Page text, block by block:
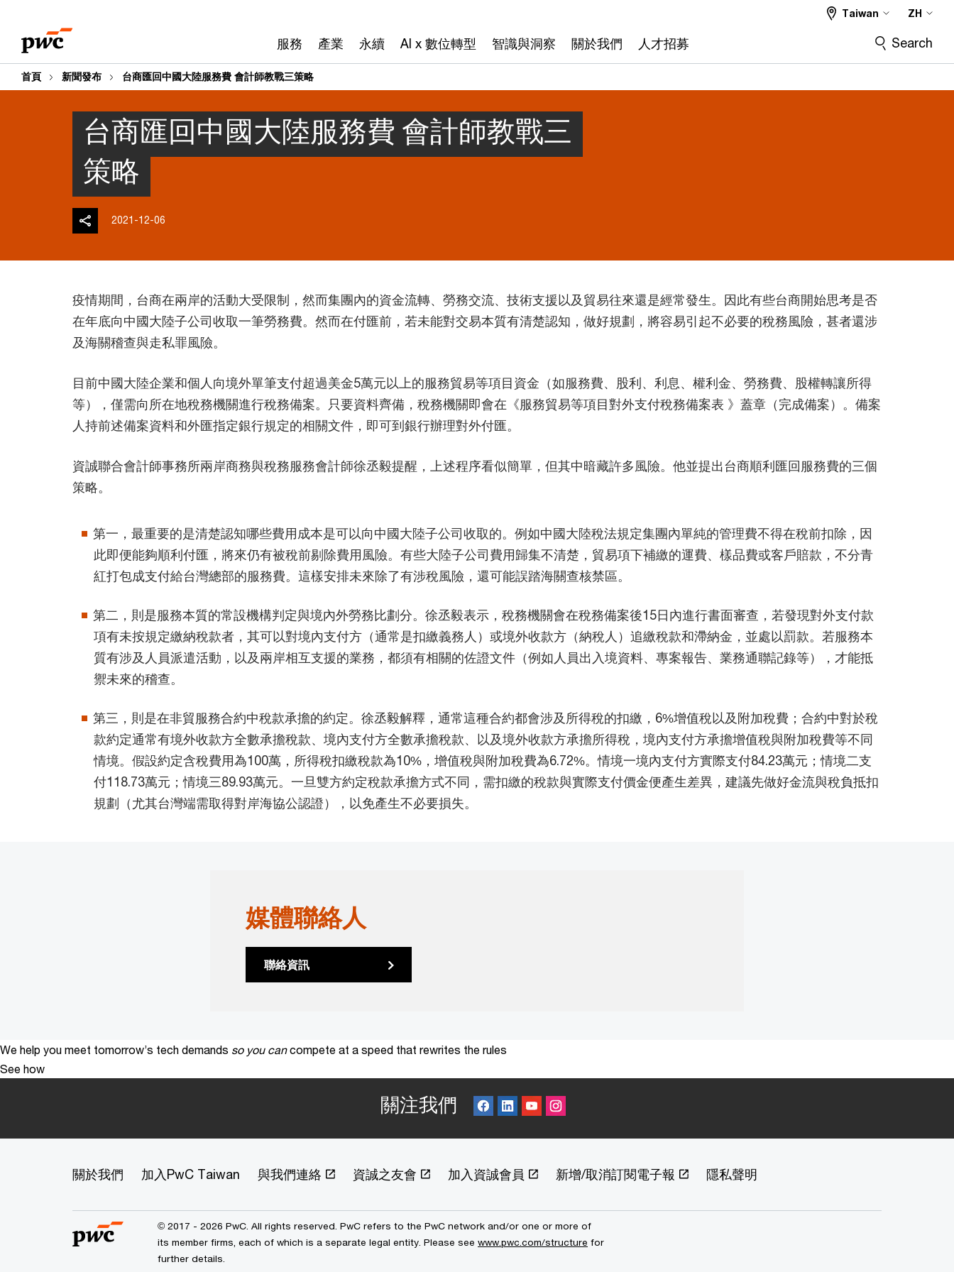
content
footer
服務 產業 永續 AI x 數位轉型 智識與洞察 關於我們 人才招募
Taiwan ZH
Search
首頁 新聞發布 台商匯回中國大陸服務費 會計師教戰三策略
台商匯回中國大陸服務費 會計師教戰三
策略
2021-12-06
疫情期間，台商在兩岸的活動大受限制，然而集團內的資金流轉、勞務交流、技術支援以及貿易往來還是經常發生。因此有些台商開始思考是否
在年底向中國大陸子公司收取一筆勞務費。然而在付匯前，若未能對交易本質有清楚認知，做好規劃，將容易引起不必要的稅務風險，甚者還涉
及海關稽查與走私罪風險。
目前中國大陸企業和個人向境外單筆支付超過美金5萬元以上的服務貿易等項目資金（如服務費、股利、利息、權利金、勞務費、股權轉讓所得
等），僅需向所在地稅務機關進行稅務備案。只要資料齊備，稅務機關即會在《服務貿易等項目對外支付稅務備案表 》蓋章（完成備案）。備案
人持前述備案資料和外匯指定銀行規定的相關文件，即可到銀行辦理對外付匯。
資誠聯合會計師事務所兩岸商務與稅務服務會計師徐丞毅提醒，上述程序看似簡單，但其中暗藏許多風險。他並提出台商順利匯回服務費的三個
策略。
第一，最重要的是清楚認知哪些費用成本是可以向中國大陸子公司收取的。例如中國大陸稅法規定集團內單純的管理費不得在稅前扣除，因
此即便能夠順利付匯，將來仍有被稅前剔除費用風險。有些大陸子公司費用歸集不清楚，貿易項下補繳的運費、樣品費或客戶賠款，不分青
紅打包成支付給台灣總部的服務費。這樣安排未來除了有涉稅風險，還可能誤踏海關查核禁區。
第二，則是服務本質的常設機構判定與境內外勞務比劃分。徐丞毅表示，稅務機關會在稅務備案後15日內進行書面審查，若發現對外支付款
項有未按規定繳納稅款者，其可以對境內支付方（通常是扣繳義務人）或境外收款方（納稅人）追繳稅款和滯納金，並處以罰款。若服務本
質有涉及人員派遣活動，以及兩岸相互支援的業務，都須有相關的佐證文件（例如人員出入境資料、專案報告、業務通聯記錄等），才能抵
禦未來的稽查。
第三，則是在非貿服務合約中稅款承擔的約定。徐丞毅解釋，通常這種合約都會涉及所得稅的扣繳，6%增值稅以及附加稅費；合約中對於稅
款約定通常有境外收款方全數承擔稅款、境內支付方全數承擔稅款、以及境外收款方承擔所得稅，境內支付方承擔增值稅與附加稅費等不同
情境。假設約定含稅費用為100萬，所得稅扣繳稅款為10%，增值稅與附加稅費為6.72%。情境一境內支付方實際支付84.23萬元；情境二支
付118.73萬元；情境三89.93萬元。一旦雙方約定稅款承擔方式不同，需扣繳的稅款與實際支付價金便產生差異，建議先做好金流與稅負抵扣
規劃（尤其台灣端需取得對岸海協公認證），以免產生不必要損失。
媒體聯絡人
聯絡資訊
We help you meet tomorrow’s tech demands so you can compete at a speed that rewrites the rules
See how
關注我們
關於我們 加入PwC Taiwan 與我們連絡 資誠之友會 加入資誠會員 新增/取消訂閱電子報 隱私聲明
© 2017 - 2026 PwC. All rights reserved. PwC refers to the PwC network and/or one or more of
its member firms, each of which is a separate legal entity. Please see www.pwc.com/structure for
further details.